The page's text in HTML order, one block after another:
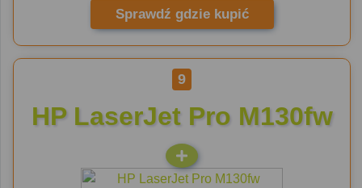
Sprawdź gdzie kupić
9
HP LaserJet Pro M130fw